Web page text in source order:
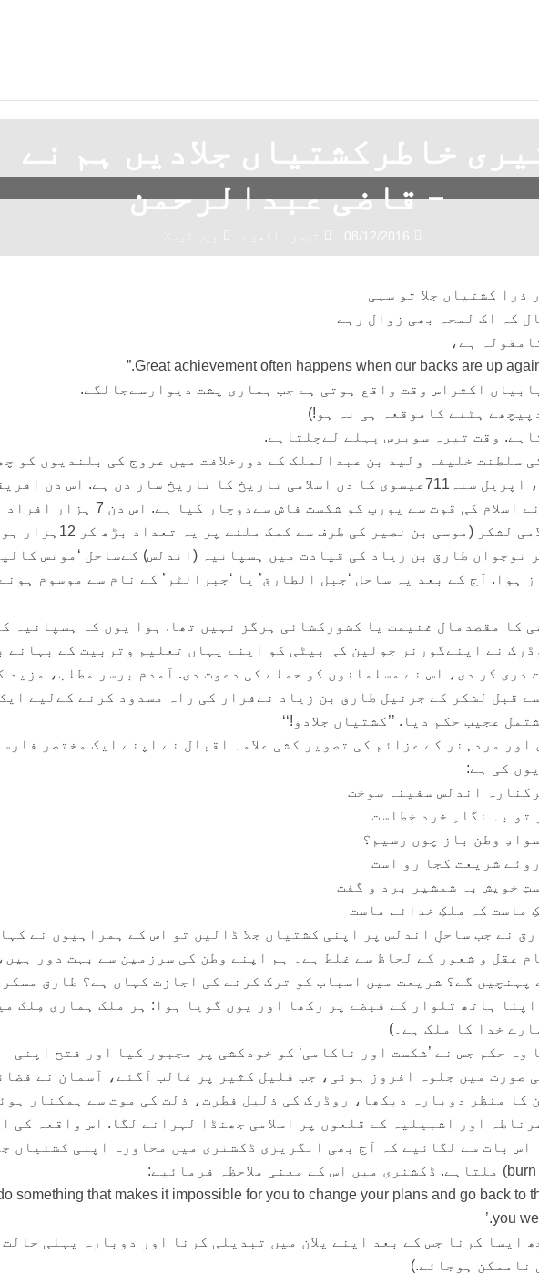
خاطرکشتیاں جلادیں ہم نے
– قاضی عبدالرحمن
08/12/2016
ذرا کشتیاں جلا تو سہی
کہ اک لمحہ بھی زوال رہے
ہے،
اکثراس وقت واقع ہوتی ہے جب ہماری پشت دیوارسےجالگے.
ہٹنے کاموقعہ ہی نہ ہو!)
وقت تیرہ سوبرس پہلے لےچلتاہے.
سلطنت خلیفہ ولید بن عبدالملک کے دورخلافت میں عروج کی بلندیوں کو
رہی ہے. 29، اپریل سنہ711عیسوی کا دن اسلامی تاریخ کا تاریخ ساز دن ہے. اس دن
بربر قوم نے اسلام کی قوت سے یورپ کو شکست فاش سےدوچار کیا ہے. اس دن
مشتمل اسلامی لشکر (موسی بن نصیر کی طرف سے کمک ملنے
نوجوان طارق بن زیاد کی قیادت میں ہسپانیہ (اندلس) کےساحل ‘مونس
ہوا. آج کے بعد یہ ساحل ‘جبل الطارق’ یا ‘جبرالٹر’ کے نام سے موسوم
کا مقصدمال غنیمت یا کشورکشائی ہرگز نہیں تھا. ہوا یوں کہ ہسپانیہ
نے اپنےگورنر جولین کی بیٹی کو اپنے یہاں تعلیم وتربیت کے بہانے
دری کر دی، اس نے مسلمانوں کو حملے کی دعوت دی. آمدم برسر مطلب، مزید
قبل لشکر کے جرنیل طارق بن زیاد نےفرار کی راہ مسدود کرنے کےلیے
عجیب حکم دیا. ’’کشتیاں جلادو!‘‘
اور مردہنر کے عزائم کی تصویر کشی علامہ اقبال نے اپنے ایک مختصر
کی ہے:
اندلس سفینہ سوخت
تو بہ نگاہِ خرد خطاست
وطن باز چوں رسیم؟
شریعت کجا رو است
خویش بہ شمشیر برد و گفت
ماست کہ ملکِ خدائے ماست
نے جب ساحلِ اندلس پر اپنی کشتیاں جلا ڈالیں تو اس کے ہمراہیوں نے
عقل و شعور کے لحاظ سے غلط ہے۔ ہم اپنے وطن کی سرزمین سے بہت دور
پہنچیں گے؟ شریعت میں اسباب کو ترک کرنے کی اجازت کہاں ہے؟ طارق
اپنا ہاتھ تلوار کے قبضے پر رکھا اور یوں گویا ہوا: ہر ملک ہماری مِلک
خدا کا ملک ہے۔)
وہ حکم جس نے ’شکست اور ناکامی‘ کو خودکشی پر مجبور کیا اور فتح اپنی
صورت میں جلوہ افروز ہوئی، جب قلیل کثیر پر غالب آگئے، آسمان نے
کا منظر دوبارہ دیکھا، روڈرک کی ذلیل فطرت، ذلت کی موت سے ہمکنار
اور اشبیلیہ کے قلعوں پر اسلامی جھنڈا لہرانے لگا. اس واقعہ کی
اس بات سے لگائیے کہ آج بھی انگریزی ڈکشنری میں محاورہ اپنی کشتیاں
do something that makes it impossible for you to change your plans and go back to
you
ایسا کرنا جس کے بعد اپنے پلان میں تبدیلی کرنا اور دوبارہ پہلی
ناممکن ہوجائے.)